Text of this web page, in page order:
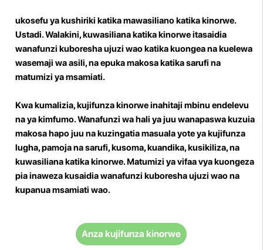
ukosefu ya kushiriki katika mawasiliano katika kinorwe.
Ustadi. Walakini, kuwasiliana katika kinorwe itasaidia
wanafunzi kuboresha ujuzi wao katika kuongea na kuelewa
wasemaji wa asili, na epuka makosa katika sarufi na
matumizi ya msamiati.
Kwa kumalizia, kujifunza kinorwe inahitaji mbinu endelevu
na ya kimfumo. Wanafunzi wa hali ya juu wanapaswa kuzuia
makosa hapo juu na kuzingatia masuala yote ya kujifunza
lugha, pamoja na sarufi, kusoma, kuandika, kusikiliza, na
kuwasiliana katika kinorwe. Matumizi ya vifaa vya kuongeza
pia inaweza kusaidia wanafunzi kuboresha ujuzi wao na
kupanua msamiati wao.
Anza kujifunza kinorwe